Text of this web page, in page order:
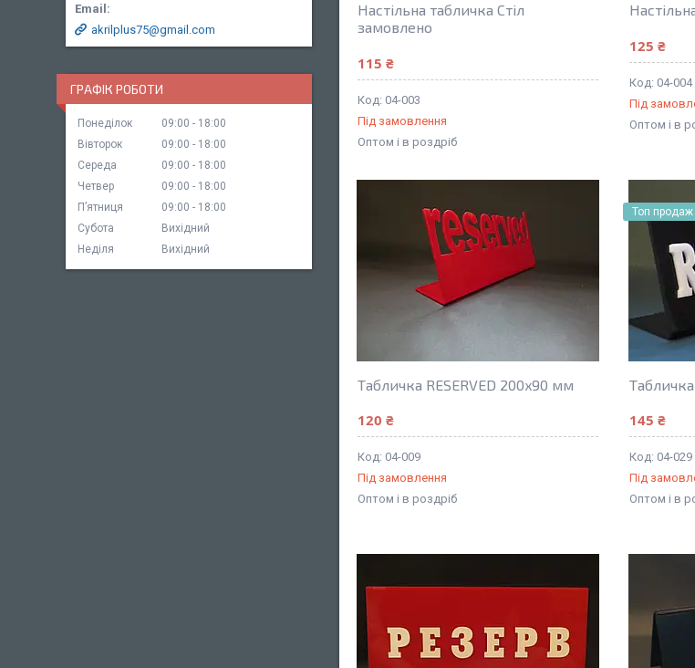
Настільна табличка Стіл
замовлено
115 ₴
04-003
Під замовлення
Оптом і в роздріб
125 ₴
04-004
Під
Оптом і в
Табличка RESERVED 200x90 мм
120 ₴
04-009
Під замовлення
Оптом і в роздріб
Топ продаж
145 ₴
04-029
Під
Оптом і в
akrilplus75@gmail.com
ГРАФІК РОБОТИ
Понеділок 09:00
18:00
Вівторок
09:00
18:00
Середа
09:00
18:00
Четвер
09:00
18:00
Пʼятниця
09:00
18:00
Субота
Вихідний
Неділя
Вихідний